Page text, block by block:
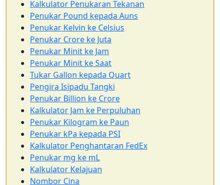
Kalkulator Penukaran Tekanan
Penukar Pound kepada Auns
Penukar Kelvin ke Celsius
Penukar Crore ke Juta
Penukar Minit ke Jam
Penukar Minit ke Saat
Tukar Gallon kepada Quart
Pengira Isipadu Tangki
Penukar Billion ke Crore
Kalkulator Jam ke Perpuluhan
Penukar Kilogram ke Paun
Penukar kPa kepada PSI
Kalkulator Penghantaran FedEx
Penukar mg ke mL
Kalkulator Kelajuan
Nombor Cina